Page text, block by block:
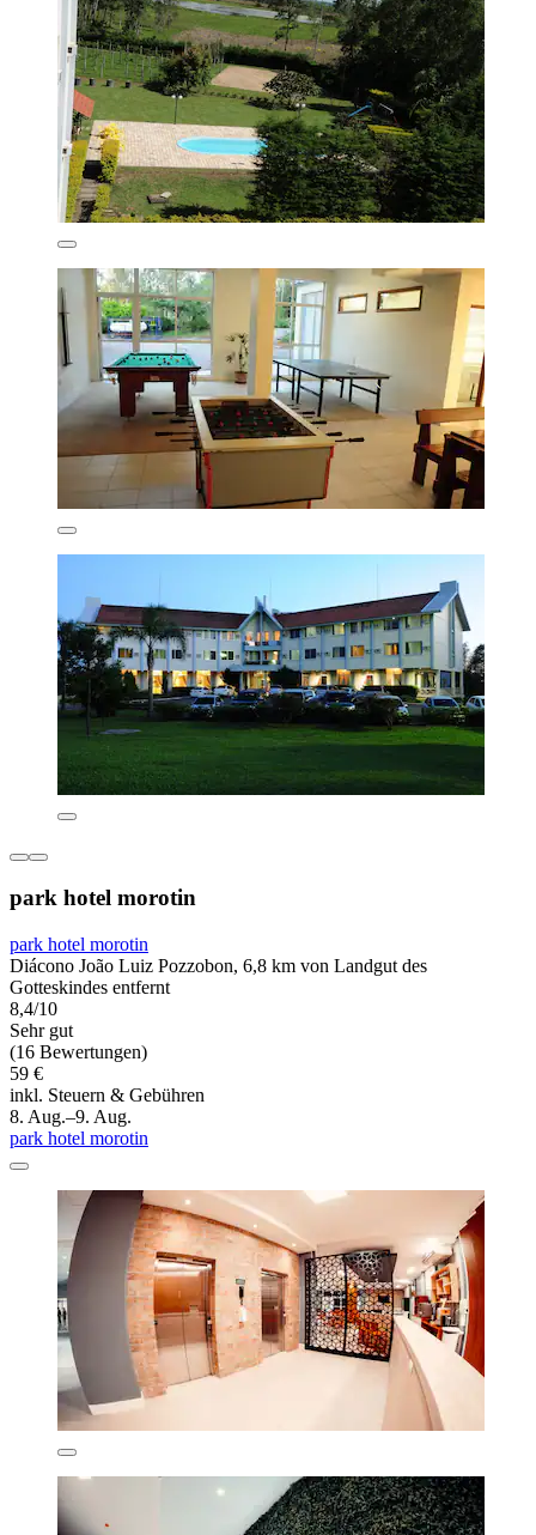
park hotel morotin
park hotel morotin
Diácono João Luiz Pozzobon, 6,8 km von Landgut des
Gotteskindes entfernt
8,4/10
Sehr gut
(16 Bewertungen)
59 €
inkl. Steuern & Gebühren
8. Aug.–9. Aug.
park hotel morotin